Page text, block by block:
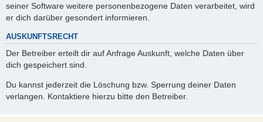
seiner Software weitere personenbezogene Daten verarbeitet, wird
er dich darüber gesondert informieren.
AUSKUNFTSRECHT
Der Betreiber erteilt dir auf Anfrage Auskunft, welche Daten über
dich gespeichert sind.
Du kannst jederzeit die Löschung bzw. Sperrung deiner Daten
verlangen. Kontaktiere hierzu bitte den Betreiber.